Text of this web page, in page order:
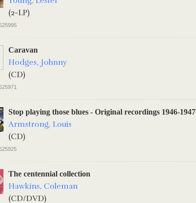
(2-LP)
Caravan
Hodges, Johnny
(CD)
Stop playing those blues - Original recordings 1946-1947
Armstrong, Louis
(CD)
The centennial collection
Hawkins, Coleman
(CD/DVD)